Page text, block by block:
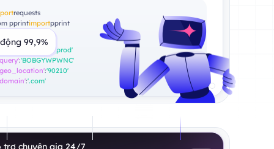
99,9%
requests
pprintimportpprint
= {
'source'
'amazon_prod'
:'BOBGYWPWNC'
:'90210'
:'.com'
trợ chuyên gia 24/7